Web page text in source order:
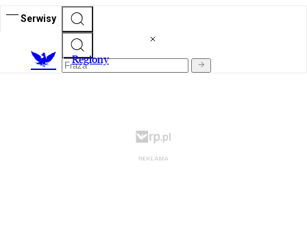
Serwisy
Regiony